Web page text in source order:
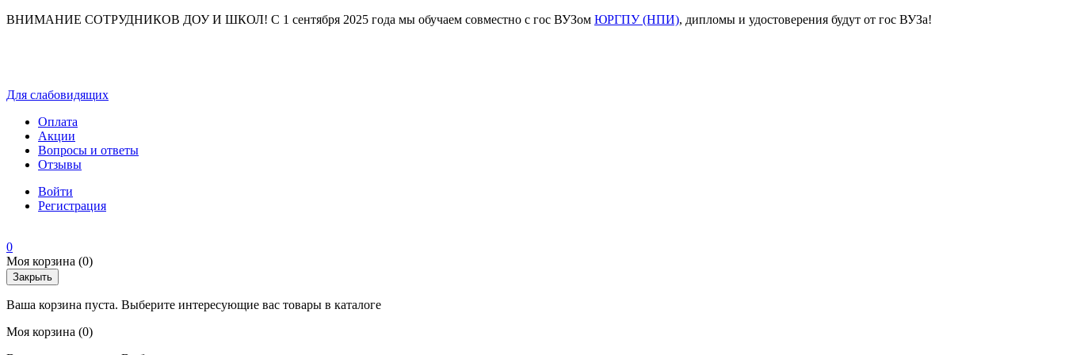
ВНИМАНИЕ СОТРУДНИКОВ ДОУ И ШКОЛ! С 1 сентября 2025 года мы обучаем совместно с гос ВУЗом ЮРГПУ (НПИ), дипломы и удостоверения будут от гос ВУЗа!
Для слабовидящих
Оплата
Акции
Вопросы и ответы
Отзывы
Войти
Регистрация
0
Моя корзина (0)
Закрыть
Ваша корзина пуста. Выберите интересующие вас товары в каталоге
Моя корзина (0)